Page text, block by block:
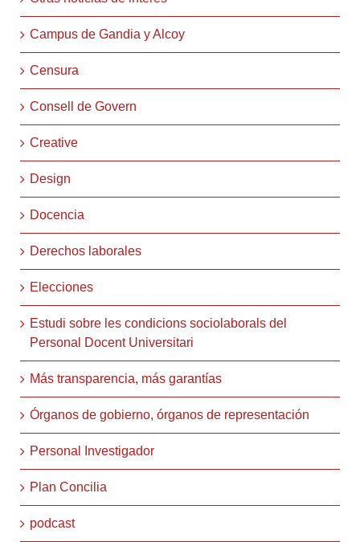
Campus de Gandia y Alcoy
Censura
Consell de Govern
Creative
Design
Docencia
Derechos laborales
Elecciones
Estudi sobre les condicions sociolaborals del
Personal Docent Universitari
Más transparencia, más garantías
Órganos de gobierno, órganos de representación
Personal Investigador
Plan Concilia
podcast